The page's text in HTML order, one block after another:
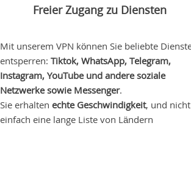
Freier Zugang zu Diensten
Mit unserem VPN können Sie beliebte
entsperren:Tiktok, WhatsApp, Telegram,
Instagram, YouTube und andere soziale
Netzwerke sowie Messenger.
Sie erhaltenechte Geschwindigkeit, und nicht
einfach eine lange Liste von Ländern